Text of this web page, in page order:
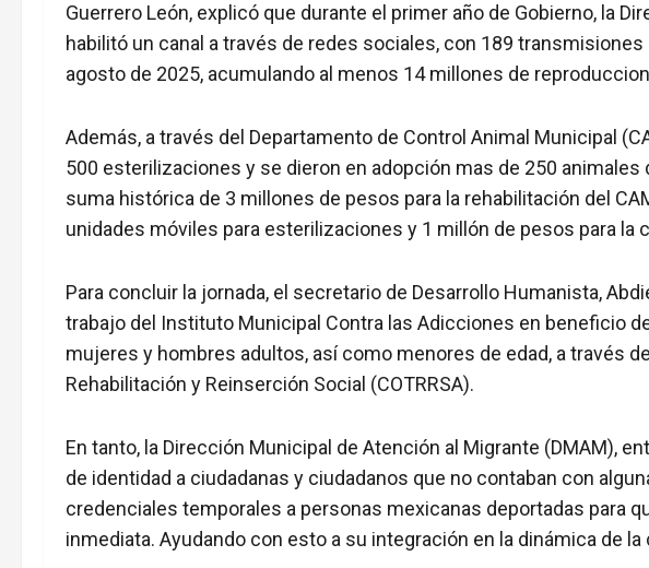
Guerrero León, explicó que durante el primer año de Gobierno, la
habilitó un canal a través de redes sociales, con 189
agosto de 2025, acumulando al menos 14 millones de
Además, a través del Departamento de Control Animal Municipal
500 esterilizaciones y se dieron en adopción mas de 250
suma histórica de 3 millones de pesos para la rehabilitación del
unidades móviles para esterilizaciones y 1 millón de pesos para la
Para concluir la jornada, el secretario de Desarrollo Humanista,
trabajo del Instituto Municipal Contra las Adicciones en beneficio
mujeres y hombres adultos, así como menores de edad, a través
Rehabilitación y Reinserción Social (COTRRSA).
En tanto, la Dirección Municipal de Atención al Migrante (DMAM),
de identidad a ciudadanas у ciudadanos que no contaban con
credenciales temporales a personas mexicanas deportadas para
inmediata. Ayudando con esto a su integración en la dinámica de la